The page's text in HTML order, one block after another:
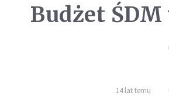
Budżet
14 lat temu